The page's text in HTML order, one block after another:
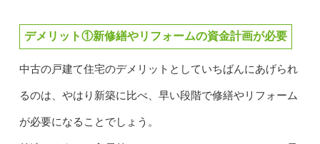
デメリット①新修繕やリフォームの資金計画が必要
中古の戸建て住宅のデメリットとしていちばんにあげられ
るのは、やはり新築に比べ、早い段階で修繕やリフォーム
が必要になることでしょう。